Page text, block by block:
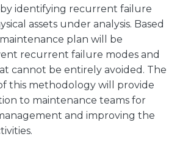
identifying recurrent failure
assets under analysis. Based
maintenance plan will be
recurrent failure modes and
cannot be entirely avoided. The
this methodology will provide
to maintenance teams for
and improving the